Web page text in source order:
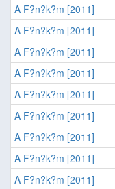
A F?n?k?m [2011]
A F?n?k?m [2011]
A F?n?k?m [2011]
A F?n?k?m [2011]
A F?n?k?m [2011]
A F?n?k?m [2011]
A F?n?k?m [2011]
A F?n?k?m [2011]
A F?n?k?m [2011]